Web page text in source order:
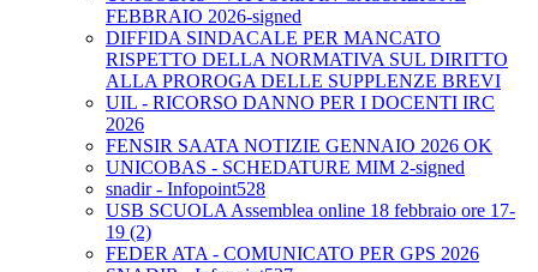
FEBBRAIO 2026-signed
DIFFIDA SINDACALE PER MANCATO
RISPETTO DELLA NORMATIVA SUL DIRITTO
ALLA PROROGA DELLE SUPPLENZE BREVI
UIL - RICORSO DANNO PER I DOCENTI IRC
2026
FENSIR SAATA NOTIZIE GENNAIO 2026 OK
UNICOBAS - SCHEDATURE MIM 2-signed
snadir - Infopoint528
USB SCUOLA Assemblea online 18 febbraio ore 17-
19 (2)
FEDER ATA - COMUNICATO PER GPS 2026